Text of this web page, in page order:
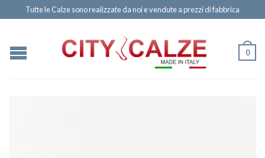
Tutte le Calze sono realizzate da noi e vendute a prezzi di fabbrica
0